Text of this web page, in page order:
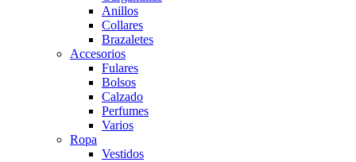
Anillos
Collares
Brazaletes
Accesorios
Fulares
Bolsos
Calzado
Perfumes
Varios
Ropa
Vestidos